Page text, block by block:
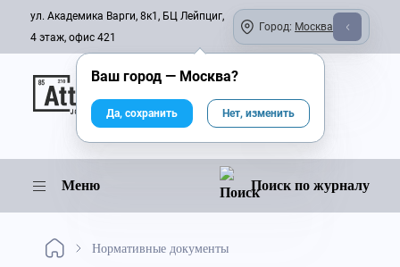
ул. Академика Варги, 8к1, БЦ Лейпциг,
4 этаж, офис 421
Город: Москва
Онлайн-журнал
Меню Поиск по журналу
Нормативные документы
Ваш город — Москва?
Да, сохранить Нет, изменить